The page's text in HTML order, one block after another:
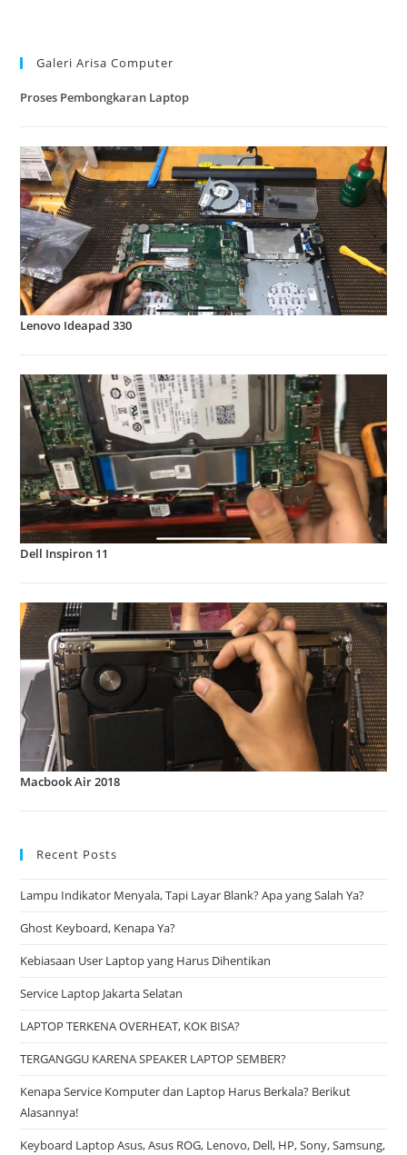
Galeri Arisa Computer
Proses Pembongkaran Laptop
Lenovo Ideapad 330
Dell Inspiron 11
Macbook Air 2018
Recent Posts
Lampu Indikator Menyala, Tapi Layar Blank? Apa yang Salah Ya?
Ghost Keyboard, Kenapa Ya?
Kebiasaan User Laptop yang Harus Dihentikan
Service Laptop Jakarta Selatan
LAPTOP TERKENA OVERHEAT, KOK BISA?
TERGANGGU KARENA SPEAKER LAPTOP SEMBER?
Kenapa Service Komputer dan Laptop Harus Berkala? Berikut
Alasannya!
Keyboard Laptop Asus, Asus ROG, Lenovo, Dell, HP, Sony, Samsung,